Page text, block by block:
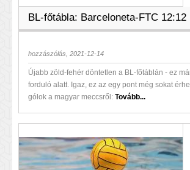
BL-főtábla: Barceloneta-FTC 12:12
hozzászólás, 2021-12-14
Újabb zöld-fehér döntetlen a BL-főtáblán - ez
forduló alatt. Igaz, ez az egy pont még sokat
gólok a magyar meccsről: Tovább...